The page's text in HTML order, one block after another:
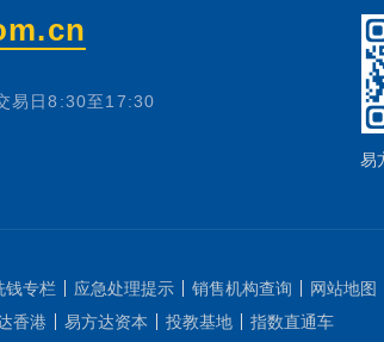
易日8:30至17:30
易
钱专栏 应急处理提示 销售机构查询 网站地图
香港 易方达资本 投教基地 指数直通车